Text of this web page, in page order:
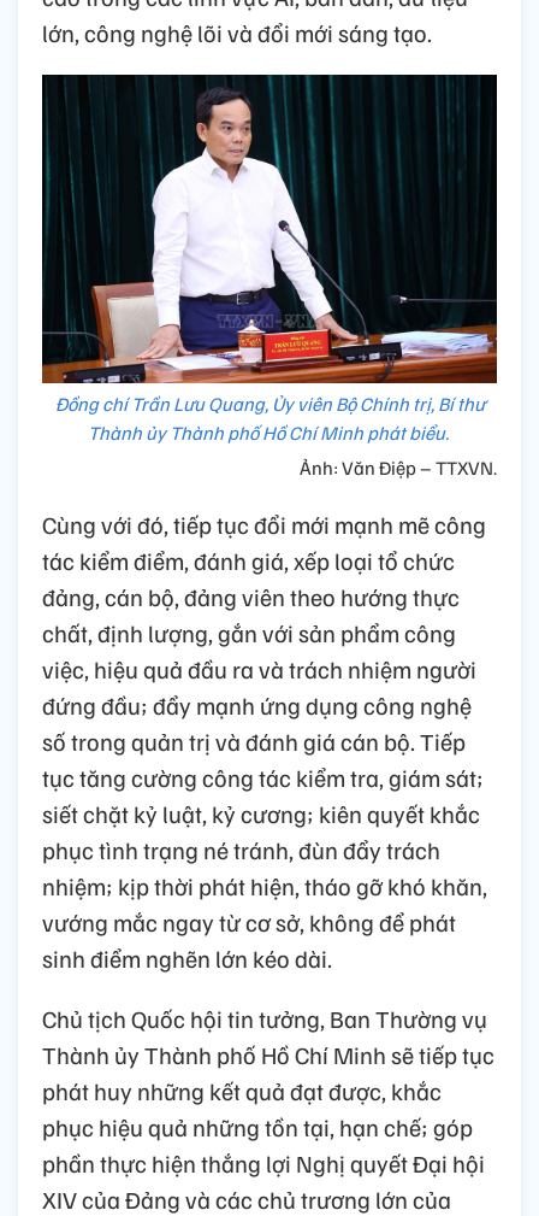
lớn, công nghệ lõi và đổi mới sáng tạo.
Đồng chí Trần Lưu Quang, Ủy viên Bộ Chính trị, Bí thư
Thành ủy Thành phố Hồ Chí Minh phát biểu.
Ảnh: Văn Điệp – TTXVN.
Cùng với đó, tiếp tục đổi mới mạnh mẽ công
tác kiểm điểm, đánh giá, xếp loại tổ chức
đảng, cán bộ, đảng viên theo hướng thực
chất, định lượng, gắn với sản phẩm công
việc, hiệu quả đầu ra và trách nhiệm người
đứng đầu; đẩy mạnh ứng dụng công nghệ
số trong quản trị và đánh giá cán bộ. Tiếp
tục tăng cường công tác kiểm tra, giám sát;
siết chặt kỷ luật, kỷ cương; kiên quyết khắc
phục tình trạng né tránh, đùn đẩy trách
nhiệm; kịp thời phát hiện, tháo gỡ khó khăn,
vướng mắc ngay từ cơ sở, không để phát
sinh điểm nghẽn lớn kéo dài.
Chủ tịch Quốc hội tin tưởng, Ban Thường vụ
Thành ủy Thành phố Hồ Chí Minh sẽ tiếp tục
phát huy những kết quả đạt được, khắc
phục hiệu quả những tồn tại, hạn chế; góp
phần thực hiện thắng lợi Nghị quyết Đại hội
XIV của Đảng và các chủ trương lớn của